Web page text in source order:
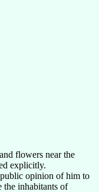
flowers near the
explicitly.
public opinion of him to
the inhabitants of